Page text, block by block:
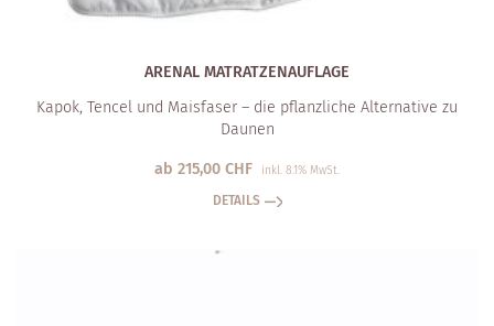
ARENAL MATRATZEN­AUFLAGE
Kapok, Tencel und Maisfaser – die pflanzliche Alternative zu
Daunen
ab 215,00 CHF inkl. 8.1% MwSt.
DETAILS